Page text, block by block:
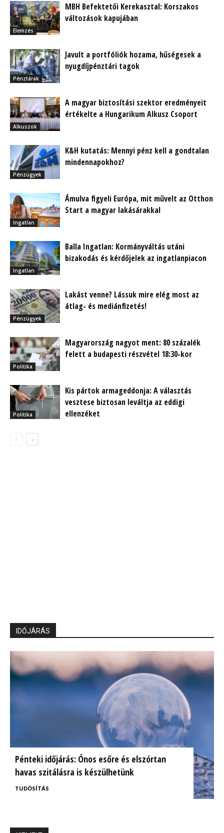
Elemzés
MBH Befektetői Kerekasztal: Korszakos
változások kapujában
Pénztárak
Javult a portfóliók hozama, hűségesek a
nyugdíjpénztári tagok
Alkuszok
A magyar biztosítási szektor eredményeit
értékelte a Hungarikum Alkusz Csoport
Pénzügyek
K&H kutatás: Mennyi pénz kell a gondtalan
mindennapokhoz?
Ingatlan
Ámulva figyeli Európa, mit művelt az Otthon
Start a magyar lakásárakkal
Ingatlan
Balla Ingatlan: Kormányváltás utáni
bizakodás és kérdőjelek az ingatlanpiacon
Pénzügyek
Lakást venne? Lássuk mire elég most az
átlag- és mediánfizetés!
Politika
Magyarország nagyot ment: 80 százalék
felett a budapesti részvétel 18:30-kor
Politika
Kis pártok armageddonja: A választás
vesztese biztosan leváltja az eddigi
ellenzéket
IDŐJÁRÁS
Pénteki időjárás: Ónos esőre és elszórtan
havas szitálásra is készülhetünk
TUDÓSÍTÁS